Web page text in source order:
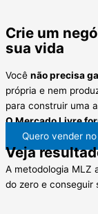
Crie um
sua vida
Você não precisa
própria e nem
para construir uma
O Mercado Livre
Quero vender
Veja
A metodologia MLZ
do zero e conseguir